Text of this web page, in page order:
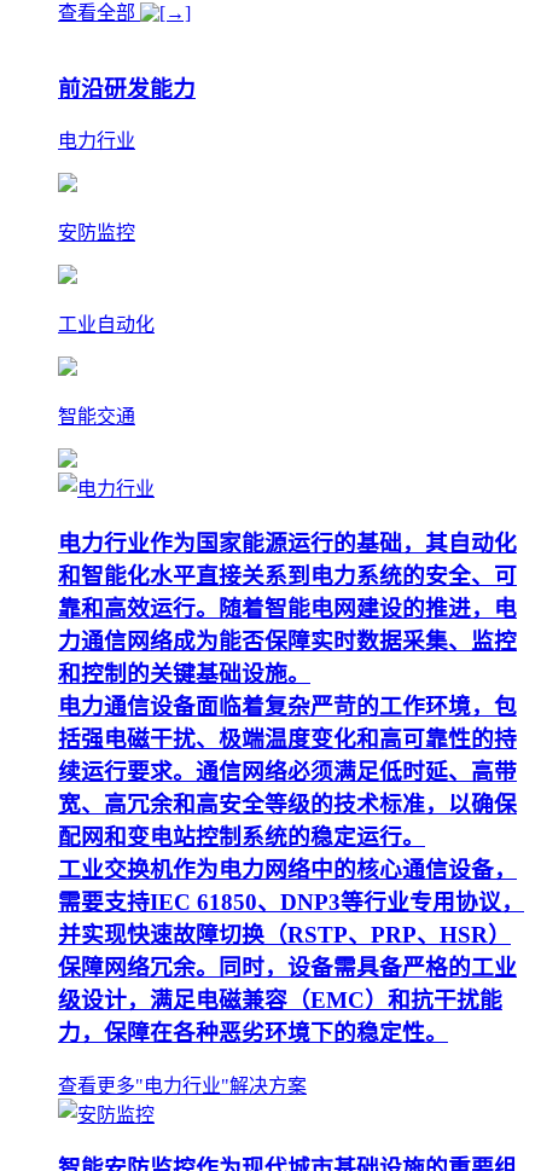
查看全部
前沿研发能力
电力行业
安防监控
工业自动化
智能交通
电力行业作为国家能源运行的基础，其自动化
和智能化水平直接关系到电力系统的安全、可
靠和高效运行。随着智能电网建设的推进，电
力通信网络成为能否保障实时数据采集、监控
和控制的关键基础设施。
电力通信设备面临着复杂严苛的工作环境，包
括强电磁干扰、极端温度变化和高可靠性的持
续运行要求。通信网络必须满足低时延、高带
宽、高冗余和高安全等级的技术标准，以确保
配网和变电站控制系统的稳定运行。
工业交换机作为电力网络中的核心通信设备，
需要支持IEC 61850、DNP3等行业专用协议，
并实现快速故障切换（RSTP、PRP、HSR）
保障网络冗余。同时，设备需具备严格的工业
级设计，满足电磁兼容（EMC）和抗干扰能
力，保障在各种恶劣环境下的稳定性。
查看更多"电力行业"解决方案